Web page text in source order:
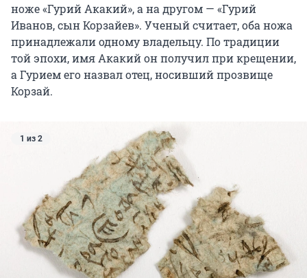
ноже «Гурий Акакий», а на другом — «Гурий
Иванов, сын Корзайев». Ученый считает, оба ножа
принадлежали одному владельцу. По традиции
той эпохи, имя Акакий он получил при крещении,
а Гурием его назвал отец, носивший прозвище
Корзай.
1 из 2